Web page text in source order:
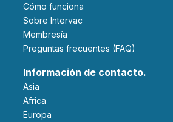
Cómo funciona
Sobre Intervac
Membresía
Preguntas frecuentes (FAQ)
Información de contacto.
Asia
Africa
Europa